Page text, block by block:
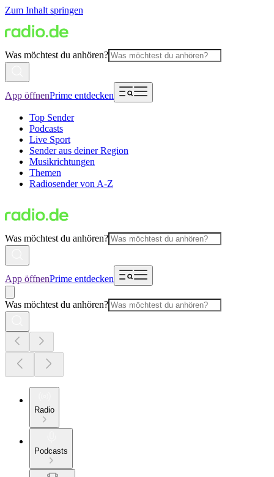
Zum Inhalt springen
Was möchtest du anhören?
App öffnenPrime entdecken
Top Sender
Podcasts
Live Sport
Sender aus deiner Region
Musikrichtungen
Themen
Radiosender von A-Z
Was möchtest du anhören?
App öffnenPrime entdecken
Was möchtest du anhören?
Radio
Podcasts